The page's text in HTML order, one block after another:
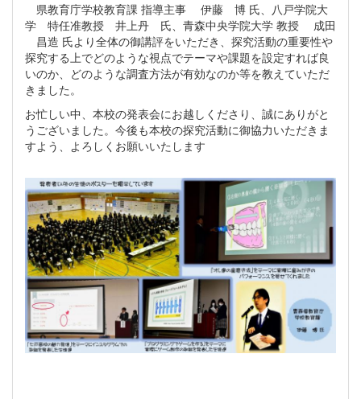
県教育庁学校教育課 指導主事 伊藤 博 氏、八戸学院大
学 特任准教授 井上丹 氏、青森中央学院大学 教授 成田
昌造 氏より全体の御講評をいただき、探究活動の重要性や
探究する上でどのような視点でテーマや課題を設定すれば良
いのか、どのような調査方法が有効なのか等を教えていただ
きました。
お忙しい中、本校の発表会にお越しくださり、誠にありがと
うございました。今後も本校の探究活動に御協力いただきま
すよう、よろしくお願いいたします